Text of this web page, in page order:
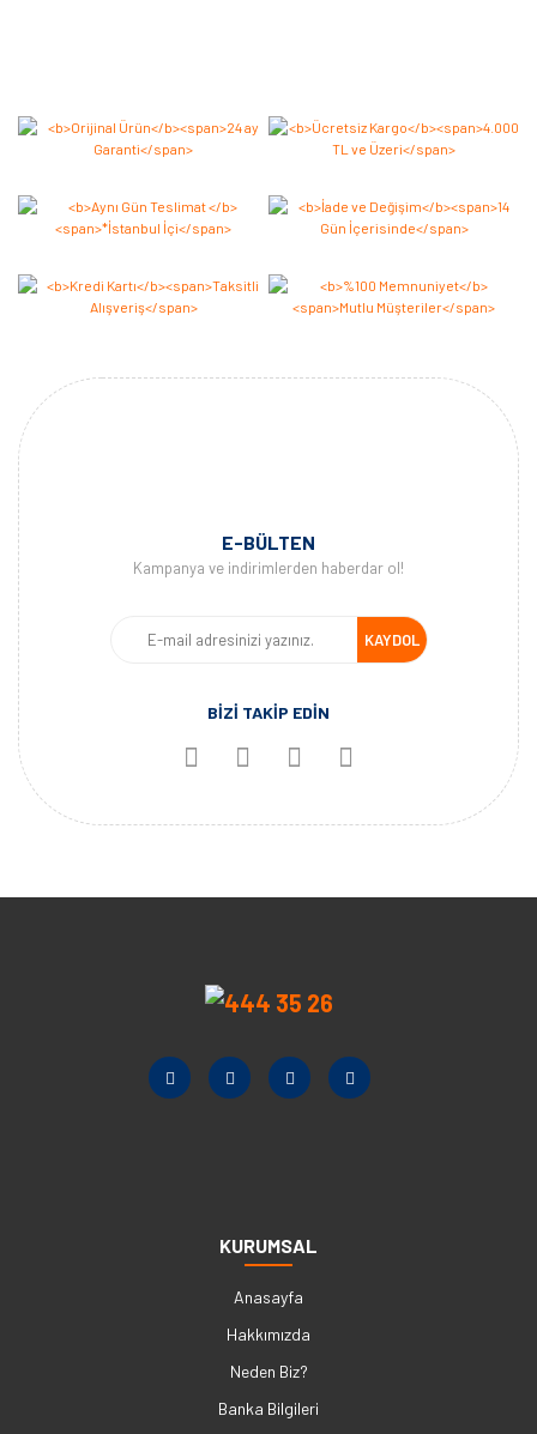
E-BÜLTEN
Kampanya ve indirimlerden haberdar ol!
KAYDOL
BİZİ TAKİP EDİN
KURUMSAL
Anasayfa
Hakkımızda
Neden Biz?
Banka Bilgileri